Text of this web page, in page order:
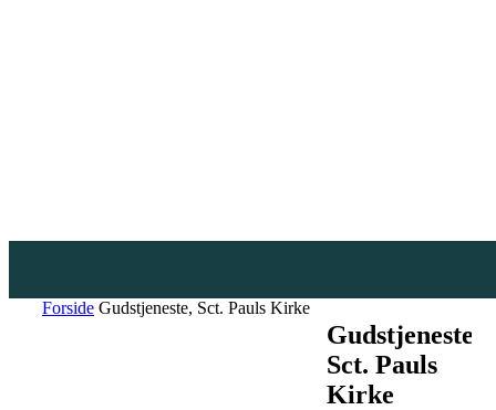
Forside Gudstjeneste, Sct. Pauls Kirke
Gudstjeneste,
Sct. Pauls
Kirke